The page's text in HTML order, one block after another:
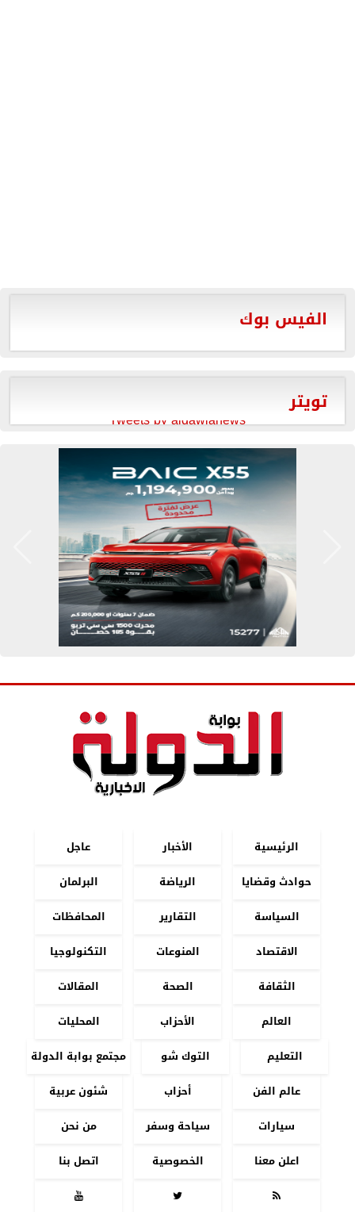
الفيس بوك
تويتر
Tweets by aldawlanews
الرئيسية الأخبار
عاجل
حوادث وقضايا
الرياضة
البرلمان
السياسة
التقارير
المحافظات
الاقتصاد
المنوعات
التكنولوجيا
الثقافة
الصحة
المقالات
العالم
الأحزاب
المحليات
التعليم
التوك شو
مجتمع بوابة الدولة
عالم الفن
أحزاب
شئون عربية
سيارات
سياحة وسفر
من نحن
اعلن معنا
الخصوصية
اتصل بنا


